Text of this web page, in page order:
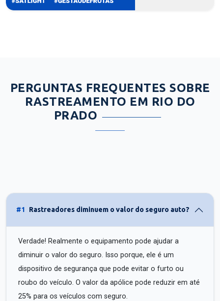
PERGUNTAS FREQUENTES SOBRE
RASTREAMENTO EM RIO DO
PRADO
#1 Rastreadores diminuem o valor do seguro auto?
Verdade! Realmente o equipamento pode ajudar a
diminuir o valor do seguro. Isso porque, ele é um
dispositivo de segurança que pode evitar o furto ou
roubo do veículo. O valor da apólice pode reduzir em até
25% para os veículos com seguro.